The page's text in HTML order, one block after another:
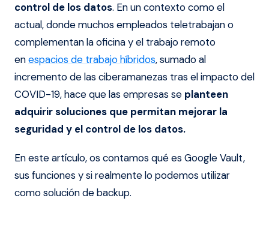
control de los datos. En un contexto como el
actual, donde muchos empleados teletrabajan o
complementan la oficina y el trabajo remoto
enespacios de trabajo híbridos, sumado al
incremento de las ciberamanezas tras el impacto del
COVID-19, hace que las empresas se planteen
adquirir soluciones que permitan mejorar la
seguridad y el control de los datos.
En este artículo, os contamos qué es Google Vault,
sus funciones y si realmente lo podemos utilizar
como solución de backup.